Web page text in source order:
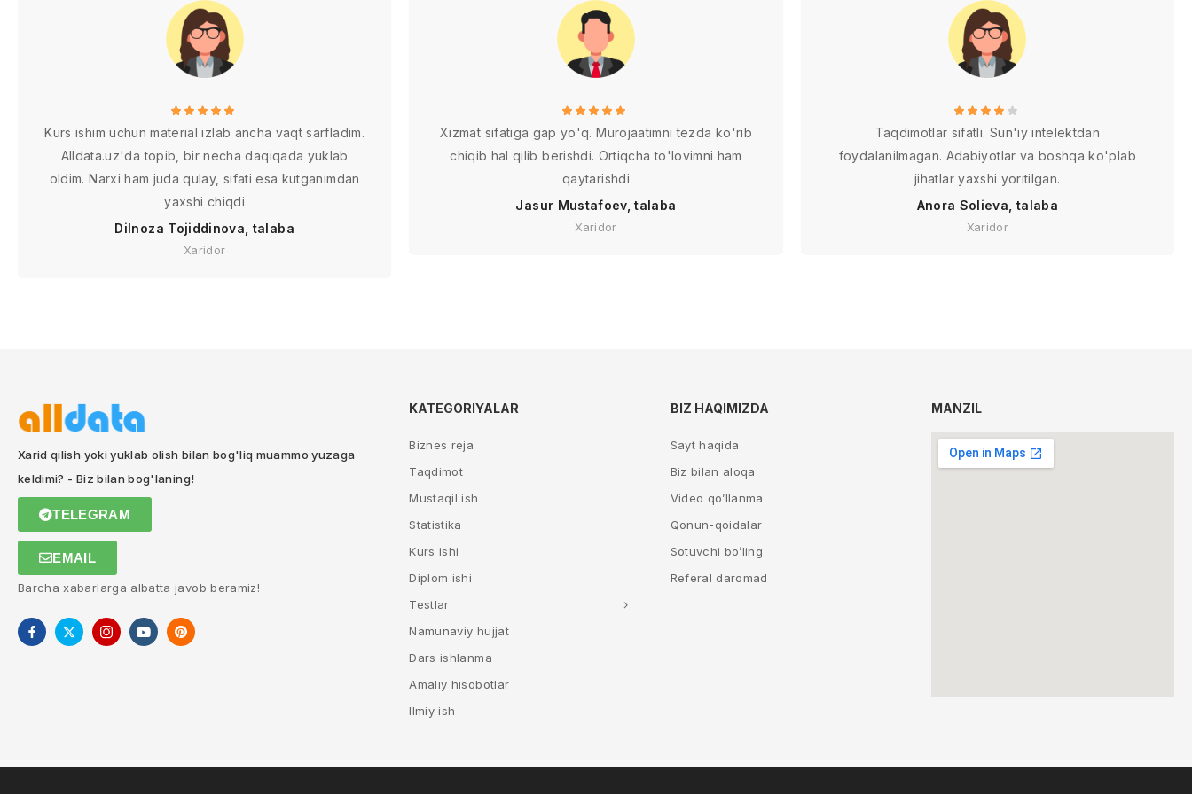
Kurs ishim uchun material izlab ancha vaqt sarfladim.
Alldata.uz'da topib, bir necha daqiqada yuklab
oldim. Narxi ham juda qulay, sifati esa kutganimdan
yaxshi chiqdi
Dilnoza Tojiddinova, talaba
Xaridor
Xizmat sifatiga gap yo'q. Murojaatimni tezda ko'rib
chiqib hal qilib berishdi. Ortiqcha to'lovimni ham
qaytarishdi
Jasur Mustafoev, talaba
Xaridor
Taqdimotlar sifatli. Sun'iy intelektdan
foydalanilmagan. Adabiyotlar va boshqa ko'plab
jihatlar yaxshi yoritilgan.
Anora Solieva, talaba
Xaridor
Xarid qilish yoki yuklab olish bilan bog'liq muammo yuzaga
keldimi? - Biz bilan bog'laning!
TELEGRAM
EMAIL
Barcha xabarlarga albatta javob beramiz!
KATEGORIYALAR
Biznes reja
Taqdimot
Mustaqil ish
Statistika
Kurs ishi
Diplom ishi
Testlar
Namunaviy hujjat
Dars ishlanma
Amaliy hisobotlar
Ilmiy ish
BIZ HAQIMIZDA
Sayt haqida
Biz bilan aloqa
Video qo’llanma
Qonun-qoidalar
Sotuvchi bo’ling
Referal daromad
MANZIL